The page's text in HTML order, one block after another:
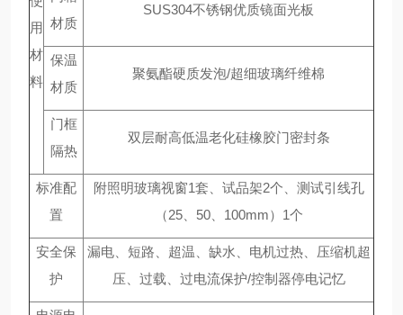
用
材
料
材质
SUS304不锈钢优质镜面光板
保温
材质
聚氨酯硬质发泡/超细玻璃纤维棉
门框
隔热
双层耐高低温老化硅橡胶门密封条
标准配
置
附照明玻璃视窗1套、试品架2个、测试引线孔
（25、50、100mm）1个
安全保
护
漏电、短路、超温、缺水、电机过热、压缩机超
压、过载、过电流保护/控制器停电记忆